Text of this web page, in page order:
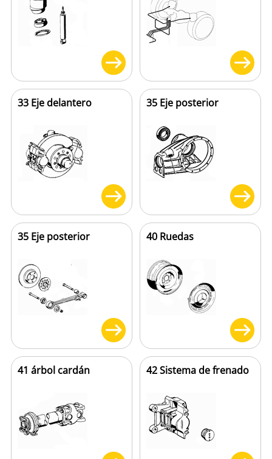
33 Eje delantero 35 Eje posterior
35 Eje posterior 40 Ruedas
41 árbol cardán 42 Sistema de frenado